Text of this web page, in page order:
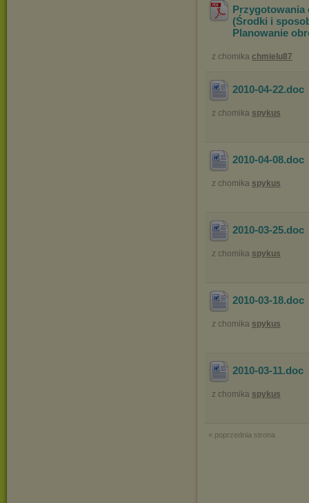
Przygotowania
(Środki i
Planowanie
z chomika chmielu87
2010-04-22.doc
z chomika spykus
2010-04-08.doc
z chomika spykus
2010-03-25.doc
z chomika spykus
2010-03-18.doc
z chomika spykus
2010-03-11.doc
z chomika spykus
« poprzednia strona